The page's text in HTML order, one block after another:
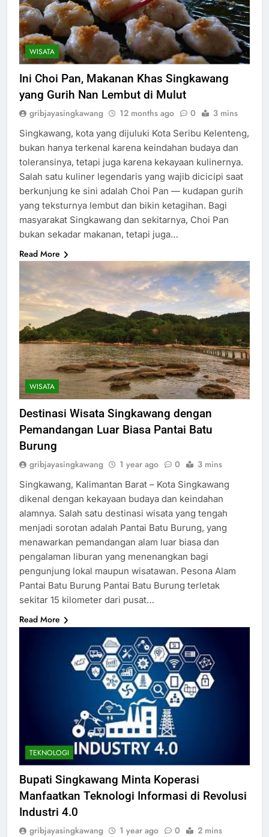
WISATA
Ini Choi Pan, Makanan Khas Singkawang
yang Gurih Nan Lembut di Mulut
gribjayasingkawang 12 months ago 0 3 mins
Singkawang, kota yang dijuluki Kota Seribu Kelenteng,
bukan hanya terkenal karena keindahan budaya dan
toleransinya, tetapi juga karena kekayaan kulinernya.
Salah satu kuliner legendaris yang wajib dicicipi saat
berkunjung ke sini adalah Choi Pan — kudapan gurih
yang teksturnya lembut dan bikin ketagihan. Bagi
masyarakat Singkawang dan sekitarnya, Choi Pan
bukan sekadar makanan, tetapi juga…
Read More
WISATA
Destinasi Wisata Singkawang dengan
Pemandangan Luar Biasa Pantai Batu
Burung
gribjayasingkawang 1 year ago 0 3 mins
Singkawang, Kalimantan Barat – Kota Singkawang
dikenal dengan kekayaan budaya dan keindahan
alamnya. Salah satu destinasi wisata yang tengah
menjadi sorotan adalah Pantai Batu Burung, yang
menawarkan pemandangan alam luar biasa dan
pengalaman liburan yang menenangkan bagi
pengunjung lokal maupun wisatawan. Pesona Alam
Pantai Batu Burung Pantai Batu Burung terletak
sekitar 15 kilometer dari pusat…
Read More
TEKNOLOGI
Bupati Singkawang Minta Koperasi
Manfaatkan Teknologi Informasi di Revolusi
Industri 4.0
gribjayasingkawang 1 year ago 0 2 mins